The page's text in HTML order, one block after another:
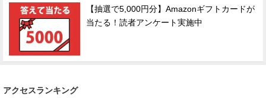
【抽選で5,000円分】Amazonギフトカードが
当たる！読者アンケート実施中
アクセスランキング